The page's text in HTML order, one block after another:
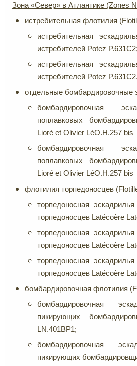
Зона «Север» в Атлантике (Zones
истребительная флотилия
истребительная
истребителей Potez P.631C2;
истребительная
истребителей Potez P.631C2.
отдельные бомбардировочные
бомбардировочная
поплавковых
Lioré et Olivier LéO.H.257 bis
бомбардировочная
поплавковых
Lioré et Olivier LéO.H.257 bis
флотилия торпедоносцев
торпедоносная
торпедоносцев Latécoère
торпедоносная
торпедоносцев Latécoère
торпедоносная
торпедоносцев Latécoère
бомбардировочная флотилия
бомбардировочная
пикирующих
LN.401BP1;
бомбардировочная
пикирующих